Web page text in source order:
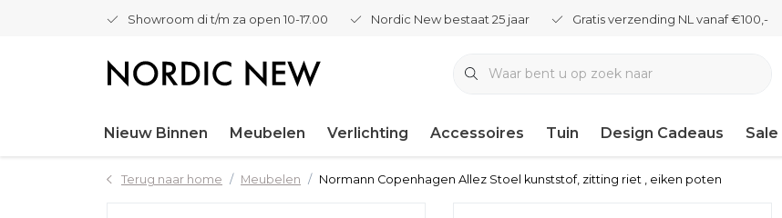
Showroom di t/m za open 10-17.00 Nordic New bestaat 25 jaar Gratis verzending NL vanaf €100,-
Nieuw Binnen Meubelen Verlichting Accessoires Tuin Design Cadeaus Sale
Terug naar home Meubelen Normann Copenhagen Allez Stoel kunststof, zitting riet , eiken poten